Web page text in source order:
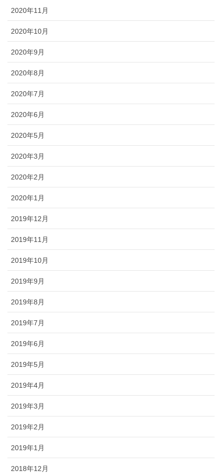
2020年11月
2020年10月
2020年9月
2020年8月
2020年7月
2020年6月
2020年5月
2020年3月
2020年2月
2020年1月
2019年12月
2019年11月
2019年10月
2019年9月
2019年8月
2019年7月
2019年6月
2019年5月
2019年4月
2019年3月
2019年2月
2019年1月
2018年12月